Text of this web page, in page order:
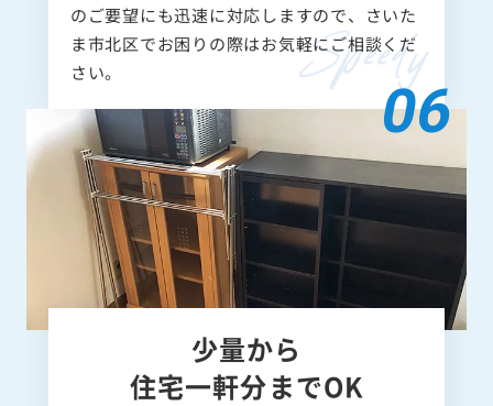
のご要望にも迅速に対応しますので、さいた
ま市北区でお困りの際はお気軽にご相談くだ
さい。
少量から
住宅一軒分までOK